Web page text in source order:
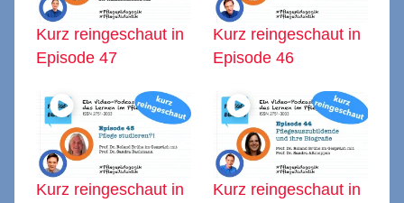
Kurz reingeschaut in
Episode 47
Kurz reingeschaut in
Episode 46
Kurz reingeschaut in
Kurz reingeschaut in